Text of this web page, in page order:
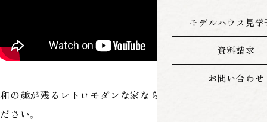
モデルハウス見学
資料請求
お問い合わせ
和の趣が残るレトロモダンな家なら里やま工房にご相談く
ださい。